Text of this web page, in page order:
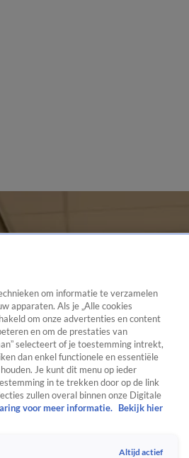
om informatie te verzamelen
apparaten. Als je „Alle cookies
om onze advertenties en content
en om de prestaties van
selecteert of je toestemming intrekt,
dan enkel functionele en essentiële
Je kunt dit menu op ieder
in te trekken door op de link
zullen overal binnen onze Digitale
voor meer informatie.
Bekijk hier
Altijd actief